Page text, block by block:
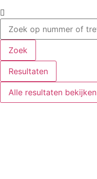
Zoek
Resultaten
Alle resultaten bekijken